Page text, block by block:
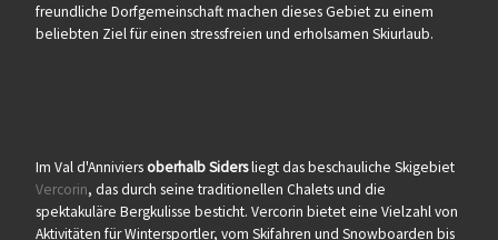
freundliche Dorfgemeinschaft machen dieses Gebiet zu einem
beliebten Ziel für einen stressfreien und erholsamen Skiurlaub.
Im Val d'Anniviersoberhalb Sidersliegt das beschauliche Skigebiet
Vercorin, das durch seine traditionellen Chalets und die
spektakuläre Bergkulisse besticht. Vercorin bietet eine Vielzahl von
Aktivitäten für Wintersportler, vom Skifahren und Snowboarden bis